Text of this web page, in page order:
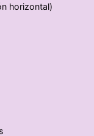
horizontal)